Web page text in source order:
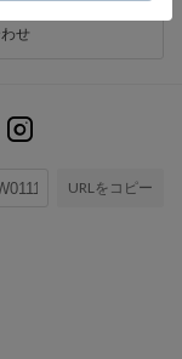
せ
URLをコピー